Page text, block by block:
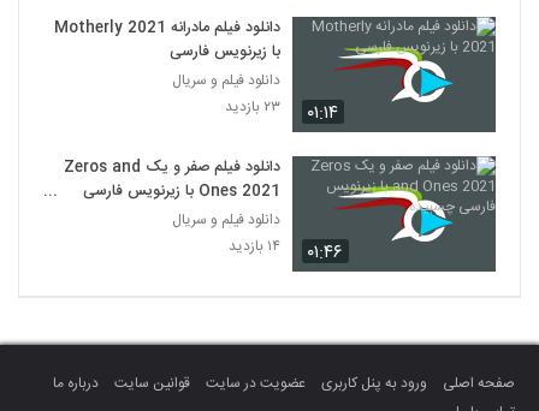
۰۱:۱۴
دانلود فیلم مادرانه Motherly 2021
با زیرنویس فارسی
دانلود فیلم و سریال
۲۳ بازدید
۰۱:۴۶
دانلود فیلم صفر و یک Zeros and
Ones 2021 با زیرنویس فارسی
چسبیده
دانلود فیلم و سریال
۱۴ بازدید
صفحه اصلی ورود به پنل کاربری عضویت در سایت قوانین سایت
درباره ما